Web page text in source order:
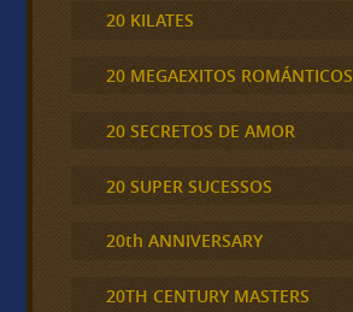
20 KILATES
20 MEGAEXITOS ROMÁNTICOS
20 SECRETOS DE AMOR
20 SUPER SUCESSOS
20th ANNIVERSARY
20TH CENTURY MASTERS